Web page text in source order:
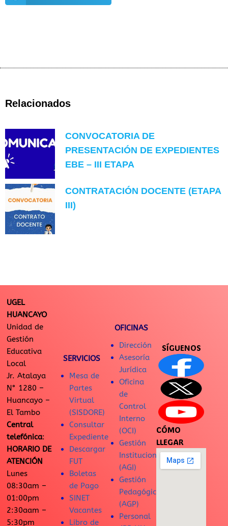
Relacionados
CONVOCATORIA DE
PRESENTACIÓN DE EXPEDIENTES
EBE – III ETAPA
CONTRATACIÓN DOCENTE (ETAPA
III)
UGEL
HUANCAYO
Unidad de
Gestión
Educativa
Local
Jr. Atalaya
N° 1280 –
Huancayo –
El Tambo
Central
telefónica:
HORARIO DE
ATENCIÓN
Lunes
08:30am –
01:00pm
2:30aam –
5:30pm
SERVICIOS
Mesa de
Partes
Virtual
(SISDORE)
Consultar
Expediente
Descargar
FUT
Boletas
de Pago
SINET
Vacantes
Libro de
OFICINAS
Dirección
Asesoría
Jurídica
Oficina
de
Control
Interno
(OCI)
Gestión
Institucional
(AGI)
Gestión
Pedagógica
(AGP)
Personal
SÍGUENOS
CÓMO
LLEGAR